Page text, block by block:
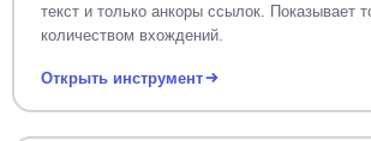
текст и только анкоры ссылок. Показывает
количеством вхождений.
Открыть инструмент